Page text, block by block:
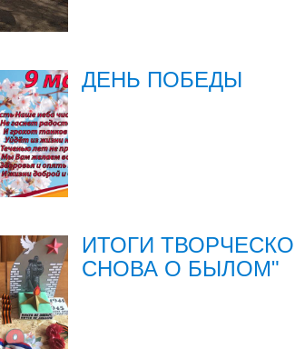
ДЕНЬ ПОБЕДЫ
ИТОГИ
СНОВА О БЫЛОМ"